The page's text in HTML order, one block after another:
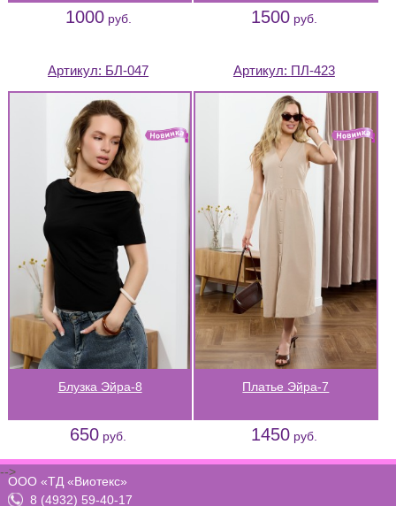
1000руб. 1500руб.
Артикул: БЛ-047
Блузка Эйра-8
650 руб.
Артикул: ПЛ-423
Платье Эйра-7
1450руб.
ООО «ТД «Виотекс»
8 (4932) 59-40-17
-->